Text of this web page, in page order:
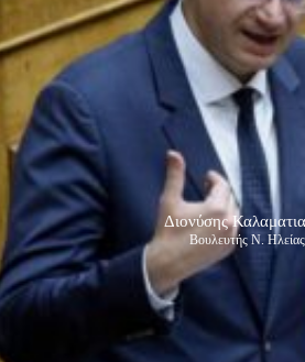
Διονύσης
Βουλευτής Ν. Ηλείας